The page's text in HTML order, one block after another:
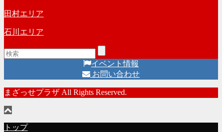
田村エリア
石川エリア
イベント情報
お問い合わせ
まざっせプラザ All Rights Reserved.
トップ